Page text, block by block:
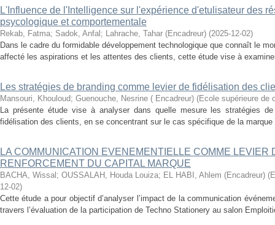
L'Influence de l'Intelligence sur l'expérience d'etulisateur des
psycologique et comportementale
Rekab, Fatma; Sadok, Anfal ; Lahrache, Tahar (Encadreur) (2025-12-02)
Dans le cadre du formidable développement technologique que connaît le
affecté les aspirations et les attentes des clients, cette étude vise à
Les stratégies de branding comme levier de fidélisation des
Mansouri, Khouloud; Guenouche, Nesrine ( Encadreur) (Ecole supérieure de
La présente étude vise à analyser dans quelle mesure les stratégies
fidélisation des clients, en se concentrant sur le cas spécifique de la
LA COMMUNICATION EVENEMENTIELLE COMME
RENFORCEMENT DU CAPITAL MARQUE
BACHA, Wissal ; OUSSALAH, Houda Louiza; EL HABI, Ahlem (Encadreur) (
12-02)
Cette étude a pour objectif d’analyser l’impact de la communication
travers l’évaluation de la participation de Techno Stationery au salon